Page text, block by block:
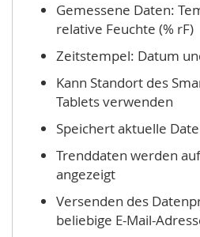
Gemessene Daten:
relative Feuchte (% rF)
Zeitstempel: Datum
Kann Standort des
Tablets verwenden
Speichert aktuelle
Trenddaten werden
angezeigt
Versenden des
beliebige E-Mail-